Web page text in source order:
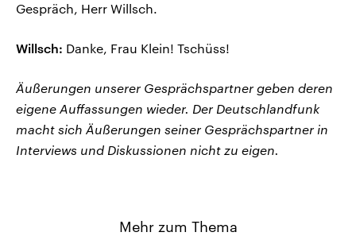
Gespräch, Herr Willsch.
Willsch: Danke, Frau Klein! Tschüss!
Äußerungen unserer Gesprächspartner geben deren
eigene Auffassungen wieder. Der Deutschlandfunk
macht sich Äußerungen seiner Gesprächspartner in
Interviews und Diskussionen nicht zu eigen.
Mehr zum Thema